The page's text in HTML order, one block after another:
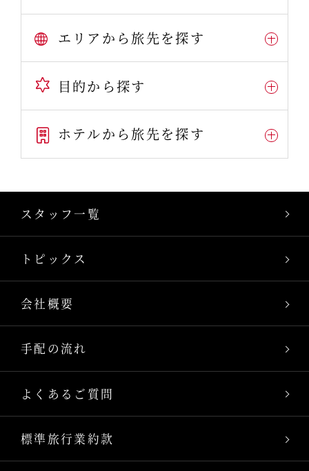
エリアから旅先を探す
目的から探す
ホテルから旅先を探す
スタッフ一覧
トピックス
会社概要
手配の流れ
よくあるご質問
標準旅行業約款